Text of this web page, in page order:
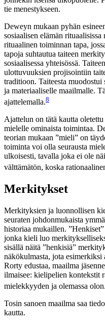
tie menestykseen.
Deweyn mukaan pyhän
sosiaalisen elämän
rituaalinen toiminnan tapa,
tapoja suhtautua taiteen
sosiaalisessa yhteisössä.
ulottuvuuksien projisointiin
traditioon. Taiteesta muodostui
ja materiaaliselle maailmalle.
ajattelemalla.8
Ajattelun on tätä kautta
mielelle ominaista toimintaa.
teorian mukaan ”mieli” on
toiminta voi olla seurausta
ulkoisesti, tavalla joka ei ole
välttämätön, koska
Merkitykset
Merkityksien ja luonnollisen
seuraten johdonmukaista
historiaa mukaillen.
jonka kieli luo
sisällä näitä ”henkisiä”
näkökulmasta, jota
Rorty edustaa, maailma
ilmaisee: kielipelien kontekstit
mielekkyyden ja olemassa olon.
Tosin sanoen maailma saa
kautta.